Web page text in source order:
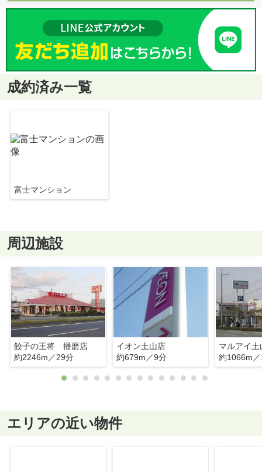
成約済み一覧
富士マンション
周辺施設
餃子の王将 播磨店
約2246m／29分
イオン土山店
約679m／9分
マルアイ土
約1066m
エリアの近い物件